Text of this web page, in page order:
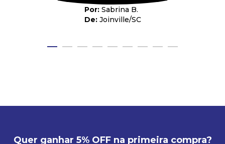
Sabrina B.
Joinville/SC
Quer ganhar 5% OFF na primeira compra?